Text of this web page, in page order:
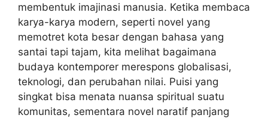
membentuk imajinasi manusia. Ketika membaca
karya-karya modern, seperti novel yang
memotret kota besar dengan bahasa yang
santai tapi tajam, kita melihat bagaimana
budaya kontemporer merespons globalisasi,
teknologi, dan perubahan nilai. Puisi yang
singkat bisa menata nuansa spiritual suatu
komunitas, sementara novel naratif panjang